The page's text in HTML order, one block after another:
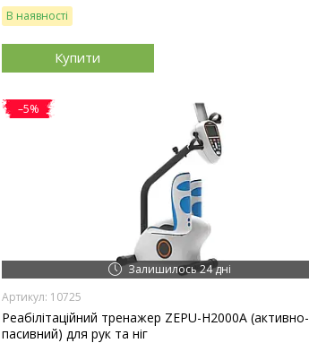
В наявності
Купити
–5%
Залишилось 24 дні
10725
Реабілітаційний тренажер ZEPU-H2000A (активно-
пасивний) для рук та ніг